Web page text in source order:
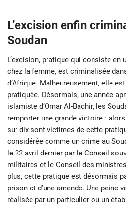
L’excision enfin
Soudan
L’excision, pratique qui consiste en
chez la femme, est criminalisée
d’Afrique. Malheureusement, elle est
pratiquée. Désormais, une année
islamiste d’Omar Al-Bachir, les
remporter une grande victoire :
sur dix sont victimes de cette
considérée comme un crime au
le 22 avril dernier par le Conseil
militaires et le Conseil des
plus, cette pratique est désormais
prison et d’une amende. Une peine
réalisée par un particulier ou un